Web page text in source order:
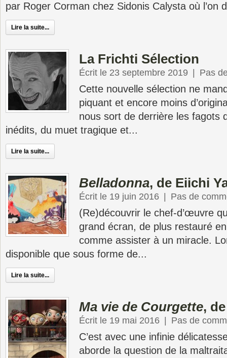
par Roger Corman chez Sidonis Calysta où l’on
Lire la suite...
La Frichti Sélection
Écrit le 23 septembre 2019 Pas
Cette nouvelle sélection ne
piquant et encore moins
nous sort de derrière les fagots
inédits, du muet tragique et...
Lire la suite...
Belladonna, de Eiichi
Écrit le 19 juin 2016 Pas de
(Re)découvrir le chef-d’œuvre
grand écran, de plus restauré
comme assister à un miracle.
disponible que sous forme de...
Lire la suite...
Ma vie de Courgette,
Écrit le 19 mai 2016 Pas de
C’est avec une infinie
aborde la question de la